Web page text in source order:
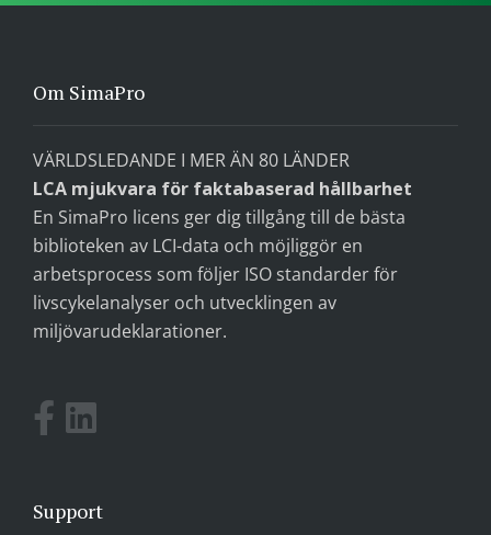
Om SimaPro
VÄRLDSLEDANDE I MER ÄN 80 LÄNDER
LCA mjukvara för faktabaserad hållbarhet
En SimaPro licens ger dig tillgång till de bästa
biblioteken av LCI-data och möjliggör en
arbetsprocess som följer ISO standarder för
livscykelanalyser och utvecklingen av
miljövarudeklarationer.
Support